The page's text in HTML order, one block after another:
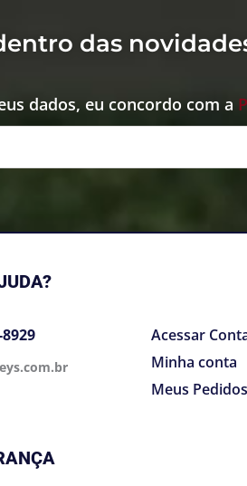
das
dados, eu concordo com a
Acessar
Minha conta
Meus Pedidos